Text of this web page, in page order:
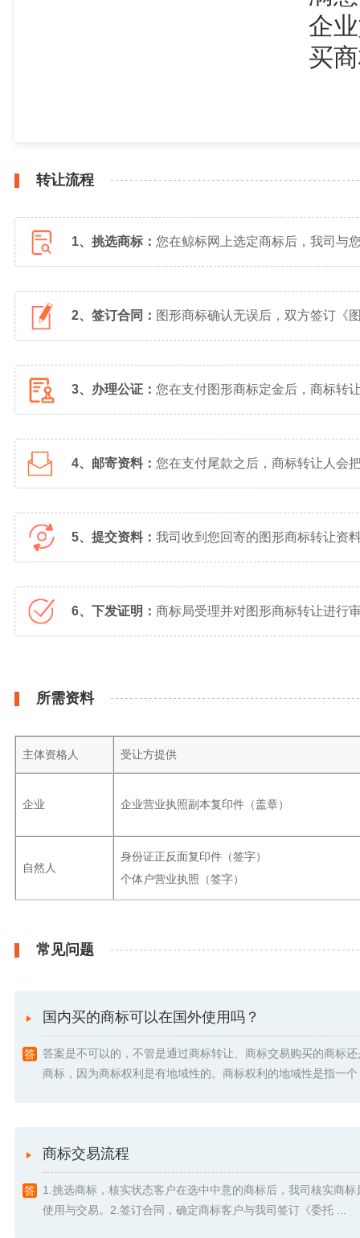
企
买
转让流程
1、挑选商标： 您在鲸标网上选定商标后，我司与
2、签订合同： 图形商标确认无误后，双方签订《
3、办理公证： 您在支付图形商标定金后，商标转
4、邮寄资料： 您在支付尾款之后，商标转让人会
5、提交资料： 我司收到您回寄的图形商标转让资
6、下发证明： 商标局受理并对图形商标转让进行
所需资料
主体资格人 受让方提供
企业 企业营业执照副本复印件（盖章）
自然人
身份证正反面复印件（签字）
个体户营业执照（签字）
常见问题
国内买的商标可以在国外使用吗？
答案是不可以的，不管是通过商标转让、商标交易购买的商标
商标，因为商标权利是有地域性的。商标权利的地域性是指一
商标交易流程
1.挑选商标，核实状态客户在选中中意的商标后，我司核实商标
使用与交易。2.签订合同，确定商标客户与我司签订《委托 ...